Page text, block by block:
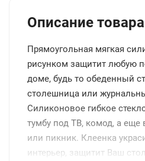
Описание товара
Прямоугольная мягкая
рисунком защитит любую
доме, будь то обеденный
столешница или
Силиконовое гибкое
тумбу под ТВ, комод, а еще
или пикник. Клеенка
интерьер, защитит Ваш стол